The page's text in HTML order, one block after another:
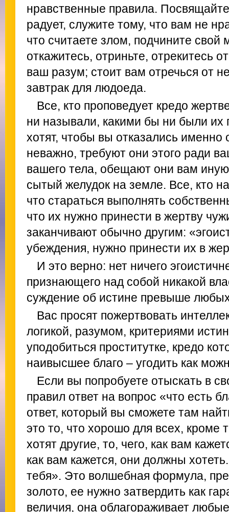
нравственные правила.
радует, служите тому, что вам не
что считаете злом, подчините свой
откажитесь, отриньте, отрекитесь
ваш разум; стоит вам отречься от
завтрак для людоеда.
Все, кто проповедует кредо
ни называли, какими бы ни были их
хотят, чтобы вы отказались именно
неважно, требуют они этого ради
вашего тела, обещают они вам
сытый желудок на земле. Все, кто
что стараться выполнять
что их нужно принести в жертву
заканчивают обычно другим:
убеждения, нужно принести их в
И это верно: нет ничего
признающего над собой никакой
суждение об истине превыше
Вас просят пожертвовать
логикой, разумом, критериями
уподобиться проститутке, кредо
наивысшее благо – угодить как
Если вы попробуете отыскать в
правил ответ на вопрос «что есть
ответ, который вы сможете там
это то, что хорошо для всех, кроме
хотят другие, то, чего, как вам
как вам кажется, они должны
тебя». Это волшебная формула,
золото, ее нужно затвердить как
величия, она облагораживает